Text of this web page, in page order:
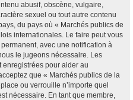
abusif, obscène, vulgaire,
sexuel ou tout autre contenu
du pays où « Marchés publics de
internationales. Le faire peut vous
avec une notification à
le jugeons nécessaire. Les
enregistrées pour aider au
que « Marchés publics de la
ou verrouille n’importe quel
nécessaire. En tant que membre,